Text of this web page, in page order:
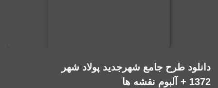
دانلود طرح جامع شهرجدید پولاد شهر
1372 + آلبوم نقشه ها